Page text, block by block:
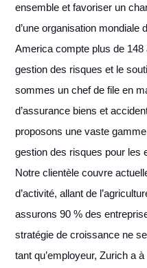
ensemble et favoriser un
d’une organisation mondiale
America compte plus de 148
gestion des risques et le
sommes un chef de file en
d’assurance biens et
proposons une vaste
gestion des risques pour les
Notre clientèle couvre
d’activité, allant de
assurons 90 % des
stratégie de croissance ne
tant qu’employeur, Zurich a